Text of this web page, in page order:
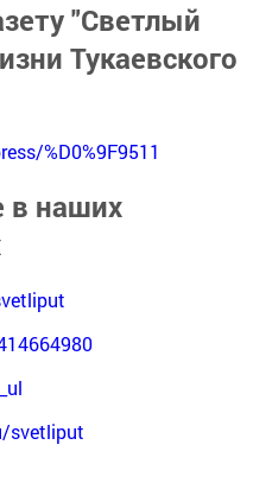
"Светлый
Тукаевского
%D0%9F9511
в наших
svetliput